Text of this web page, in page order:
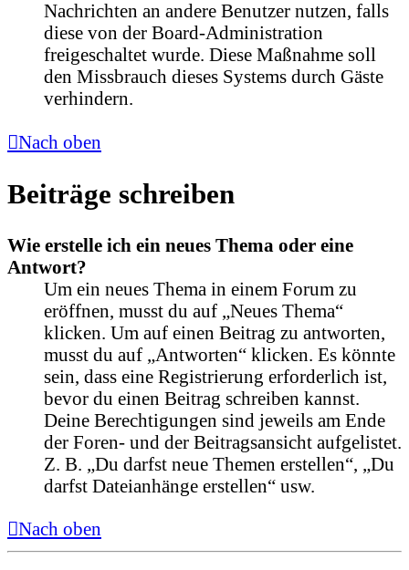
Nachrichten an andere Benutzer nutzen, falls
diese von der Board-Administration
freigeschaltet wurde. Diese Maßnahme soll
den Missbrauch dieses Systems durch Gäste
verhindern.
Nach oben
Beiträge schreiben
Wie erstelle ich ein neues Thema oder eine
Antwort?
Um ein neues Thema in einem Forum zu
eröffnen, musst du auf „Neues Thema“
klicken. Um auf einen Beitrag zu antworten,
musst du auf „Antworten“ klicken. Es könnte
sein, dass eine Registrierung erforderlich ist,
bevor du einen Beitrag schreiben kannst.
Deine Berechtigungen sind jeweils am Ende
der Foren- und der Beitragsansicht aufgelistet.
Z. B. „Du darfst neue Themen erstellen“, „Du
darfst Dateianhänge erstellen“ usw.
Nach oben